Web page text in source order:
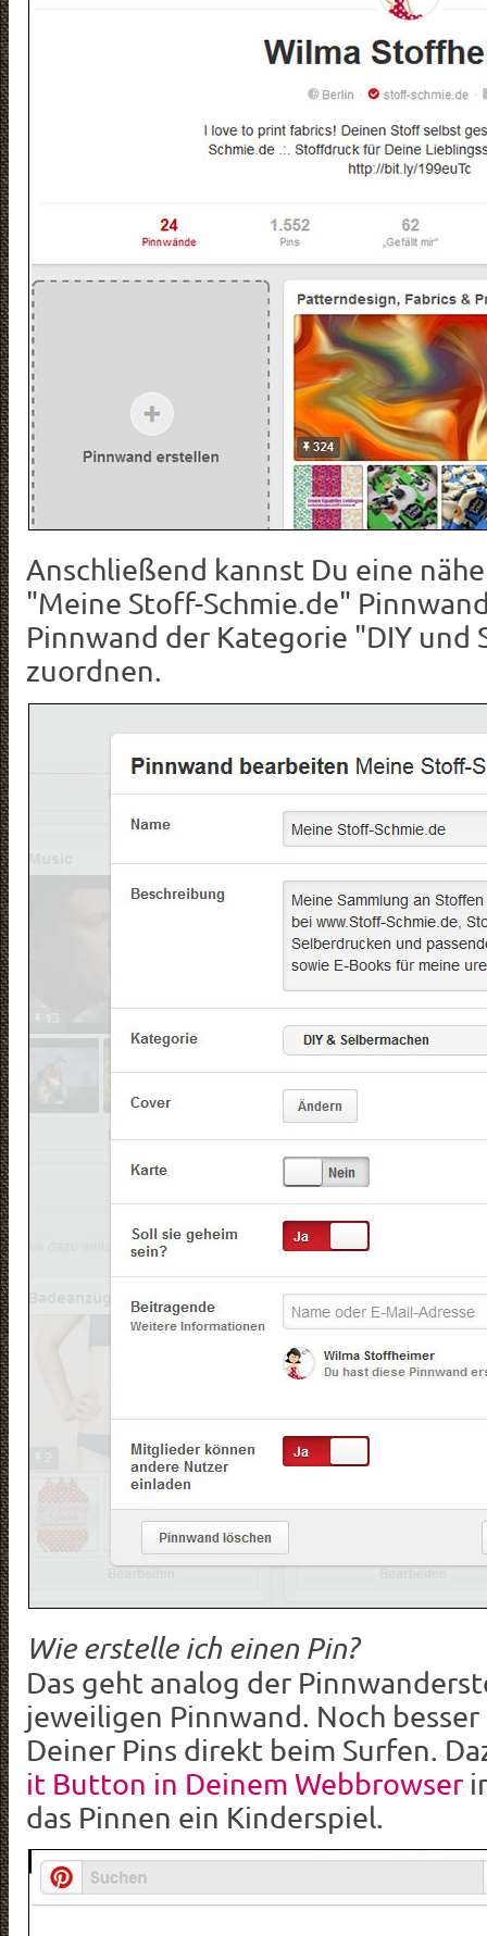
Anschließend kannst Du eine
"Meine Stoff-Schmie.de"
Pinnwand der Kategorie "DIY und
zuordnen.
Wie erstelle ich einen Pin?
Das geht analog der
jeweiligen Pinnwand. Noch besser
Deiner Pins direkt beim Surfen.
it Button in Deinem Webbrowser
das Pinnen ein Kinderspiel.